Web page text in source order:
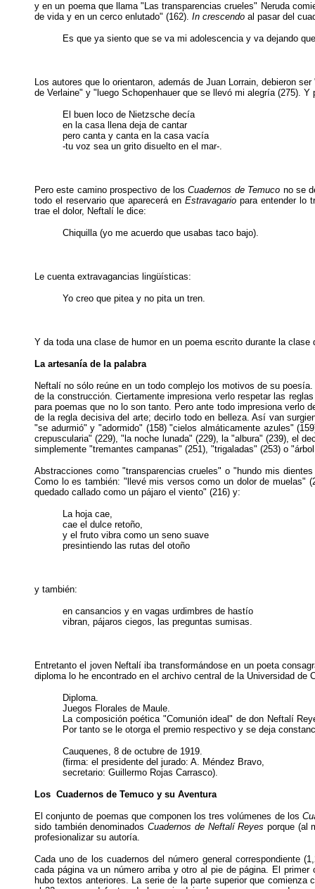
y en un poema que llama "Las transparencias crueles" Neruda
de vida y en un cerco enlutado" (162). In crescendo al pasar del
Es que ya siento que se va mi adolescencia y va dejando
Los autores que lo orientaron, además de Juan Lorrain, debieron
de Verlaine" y "luego Schopenhauer que se llevó mi alegría (275).
El buen loco de Nietzsche decía
en la casa llena deja de cantar
pero canta y canta en la casa vacía
-tu voz sea un grito disuelto en el mar-.
Pero este camino prospectivo de losCuadernos de Temuco no se
todo el reservario que aparecerá en Estravagariopara entender lo
trae el dolor, Neftalí le dice:
Chiquilla (yo me acuerdo que usabas taco bajo).
Le cuenta extravagancias lingüísticas:
Yo creo que pitea y no pita un tren.
Y da toda una clase de humor en un poema escrito durante la clase
La artesanía de la palabra
Neftalí no sólo reúne en un todo complejo los motivos de su
de la construcción. Ciertamente impresiona verlo respetar las
para poemas que no lo son tanto. Pero ante todo impresiona verlo
de la regla decisiva del arte; decirlo todo en belleza. Así van
"se adurmió" y "adormido" (158) "cielos almáticamente azules"
crepuscularia" (229), "la noche lunada" (229), la "albura" (239), el
simplemente "tremantes campanas" (251), "trigaladas" (253) o
Abstracciones como "transparencias crueles" o "hundo mis
Como lo es también: "llevé mis versos como un dolor de muelas"
quedado callado como un pájaro el viento" (216) y:
La hoja cae,
cae el dulce retoño,
y el fruto vibra como un seno suave
presintiendo las rutas del otoño
y también:
en cansancios y en vagas urdimbres de hastío
vibran, pájaros ciegos, las preguntas sumisas.
Entretanto el joven Neftalí iba transformándose en un poeta
diploma lo he encontrado en el archivo central de la Universidad de
Diploma.
Juegos Florales de Maule.
La composición poética "Comunión ideal" de don Neftalí
Por tanto se le otorga el premio respectivo y se deja
Cauquenes, 8 de octubre de 1919.
(firma: el presidente del jurado: A. Méndez Bravo,
secretario: Guillermo Rojas Carrasco).
Los Cuadernos de Temuco y su Aventura
El conjunto de poemas que componen los tres volúmenes de los
sido también denominadosCuadernos de Neftalí Reyes porque (al
profesionalizar su autoría.
Cada uno de los cuadernos del número general correspondiente
cada página va un número arriba y otro al pie de página. El
hubo textos anteriores. La serie de la parte superior que